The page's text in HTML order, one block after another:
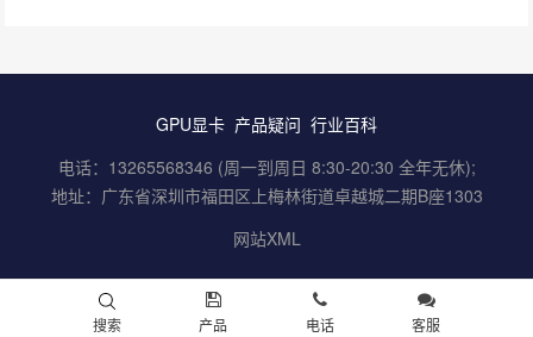
GPU显卡 产品疑问 行业百科
电话：13265568346 (周一到周日 8:30-20:30 全年无休);
地址：广东省深圳市福田区上梅林街道卓越城二期B座1303
网站XML
搜索 产品 电话 客服